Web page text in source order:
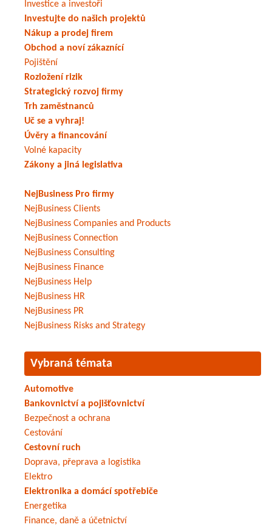
Investice a investoři
Investujte do našich projektů
Nákup a prodej firem
Obchod a noví zákaznící
Pojištění
Rozložení rizik
Strategický rozvoj firmy
Trh zaměstnanců
Uč se a vyhraj!
Úvěry a financování
Volné kapacity
Zákony a jiná legislativa
NejBusiness Pro firmy
NejBusiness Clients
NejBusiness Companies and Products
NejBusiness Connection
NejBusiness Consulting
NejBusiness Finance
NejBusiness Help
NejBusiness HR
NejBusiness PR
NejBusiness Risks and Strategy
Vybraná témata
Automotive
Bankovnictví a pojišťovnictví
Bezpečnost a ochrana
Cestování
Cestovní ruch
Doprava, přeprava a logistika
Elektro
Elektronika a domácí spotřebiče
Energetika
Finance, daně a účetnictví